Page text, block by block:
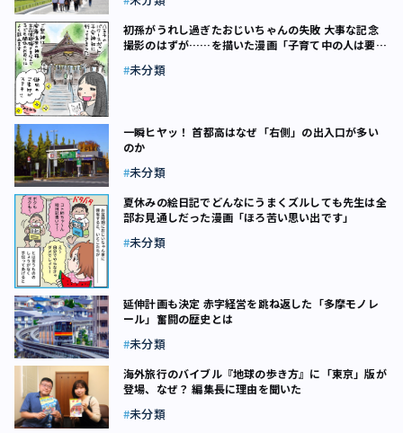
初孫がうれし過ぎたおじいちゃんの失敗 大事な記念
撮影のはずが……を描いた漫画「子育て中の人は要注
未分類
一瞬ヒヤッ！ 首都高はなぜ「右側」の出入口が多い
のか
未分類
夏休みの絵日記でどんなにうまくズルしても先生は全
部お見通しだった漫画「ほろ苦い思い出です」
未分類
延伸計画も決定 赤字経営を跳ね返した「多摩モノレ
ール」奮闘の歴史とは
未分類
海外旅行のバイブル『地球の歩き方』に「東京」版が
登場、なぜ？ 編集長に理由を聞いた
未分類